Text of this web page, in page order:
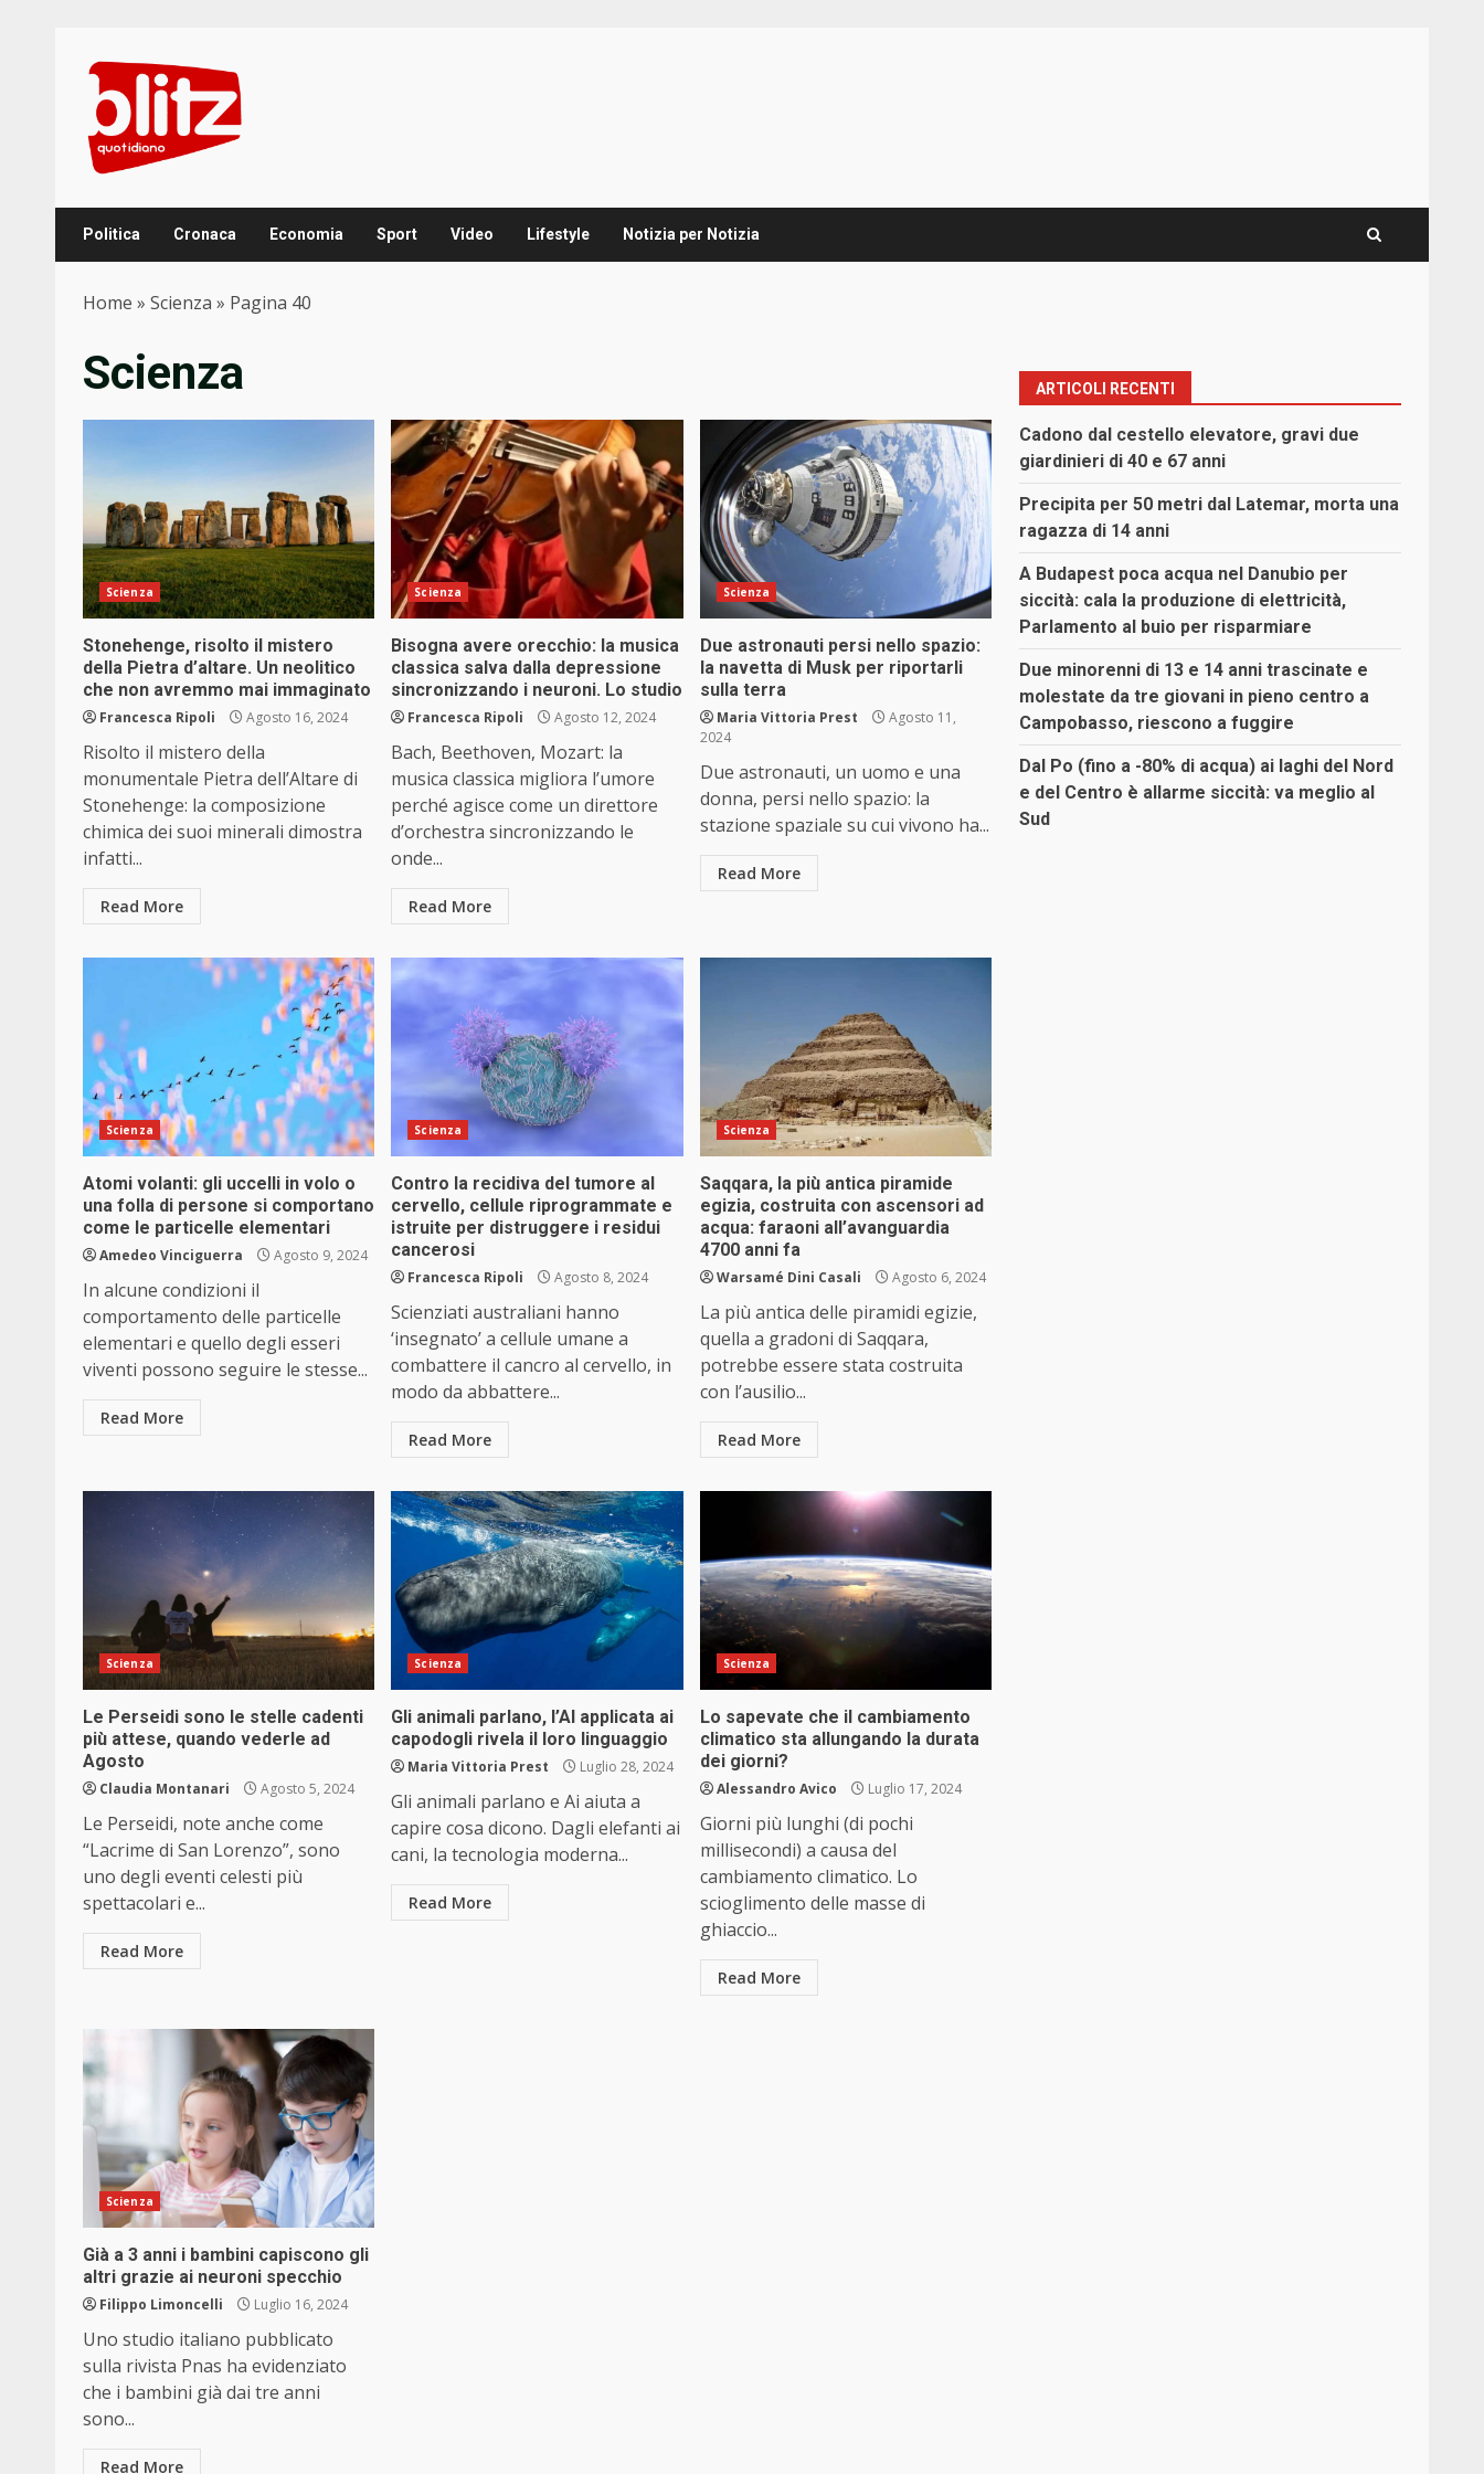
content
Politica Cronaca Economia Sport Video Lifestyle Notizia per Notizia
Home » Scienza » Pagina 40
Scienza
Scienza
Stonehenge, risolto il mistero
della Pietra d’altare. Un neolitico
che non avremmo mai immaginato
Francesca Ripoli Agosto 16, 2024
Risolto il mistero della
monumentale Pietra dell’Altare di
Stonehenge: la composizione
chimica dei suoi minerali dimostra
infatti...
Read More
Scienza
Bisogna avere orecchio: la musica
classica salva dalla depressione
sincronizzando i neuroni. Lo studio
Francesca Ripoli Agosto 12, 2024
Bach, Beethoven, Mozart: la
musica classica migliora l’umore
perché agisce come un direttore
d’orchestra sincronizzando le
onde...
Read More
Scienza
Due astronauti persi nello spazio:
la navetta di Musk per riportarli
sulla terra
Maria Vittoria Prest
Agosto 11,
2024
Due astronauti, un uomo e una
donna, persi nello spazio: la
stazione spaziale su cui vivono ha...
Read More
Scienza
Atomi volanti: gli uccelli in volo o
una folla di persone si comportano
come le particelle elementari
Amedeo Vinciguerra Agosto 9, 2024
In alcune condizioni il
comportamento delle particelle
elementari e quello degli esseri
viventi possono seguire le stesse...
Read More
Scienza
Contro la recidiva del tumore al
cervello, cellule riprogrammate e
istruite per distruggere i residui
cancerosi
Francesca Ripoli Agosto 8, 2024
Scienziati australiani hanno
‘insegnato’ a cellule umane a
combattere il cancro al cervello, in
modo da abbattere...
Read More
Scienza
Saqqara, la più antica piramide
egizia, costruita con ascensori ad
acqua: faraoni all’avanguardia
4700 anni fa
Warsamé Dini Casali Agosto 6, 2024
La più antica delle piramidi egizie,
quella a gradoni di Saqqara,
potrebbe essere stata costruita
con l’ausilio...
Read More
Scienza
Le Perseidi sono le stelle cadenti
più attese, quando vederle ad
Agosto
Claudia Montanari Agosto 5, 2024
Le Perseidi, note anche come
“Lacrime di San Lorenzo”, sono
uno degli eventi celesti più
spettacolari e...
Read More
Scienza
Gli animali parlano, l’AI applicata ai
capodogli rivela il loro linguaggio
Maria Vittoria Prest Luglio 28, 2024
Gli animali parlano e Ai aiuta a
capire cosa dicono. Dagli elefanti ai
cani, la tecnologia moderna...
Read More
Scienza
Lo sapevate che il cambiamento
climatico sta allungando la durata
dei giorni?
Alessandro Avico Luglio 17, 2024
Giorni più lunghi (di pochi
millisecondi) a causa del
cambiamento climatico. Lo
scioglimento delle masse di
ghiaccio...
Read More
Scienza
Già a 3 anni i bambini capiscono gli
altri grazie ai neuroni specchio
Filippo Limoncelli Luglio 16, 2024
Uno studio italiano pubblicato
sulla rivista Pnas ha evidenziato
che i bambini già dai tre anni
sono...
Read More
ARTICOLI RECENTI
Cadono dal cestello elevatore, gravi due
giardinieri di 40 e 67 anni
Precipita per 50 metri dal Latemar, morta una
ragazza di 14 anni
A Budapest poca acqua nel Danubio per
siccità: cala la produzione di elettricità,
Parlamento al buio per risparmiare
Due minorenni di 13 e 14 anni trascinate e
molestate da tre giovani in pieno centro a
Campobasso, riescono a fuggire
Dal Po (fino a -80% di acqua) ai laghi del Nord
e del Centro è allarme siccità: va meglio al
Sud